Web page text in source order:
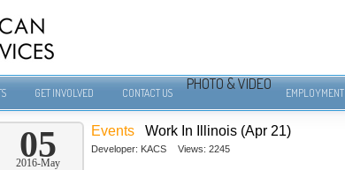
GET INVOLVED CONTACT US
PHOTO & VIDEO
EMPLOYMENT
05
2016-May
Events Work In Illinois (Apr 21)
Developer: KACS Views: 2245